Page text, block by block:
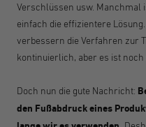
Verschlüssen usw. Manchmal
einfach die effizientere
verbessern die Verfahren zur
kontinuierlich, aber es ist noch
Doch nun die gute Nachricht:
den Fußabdruck eines